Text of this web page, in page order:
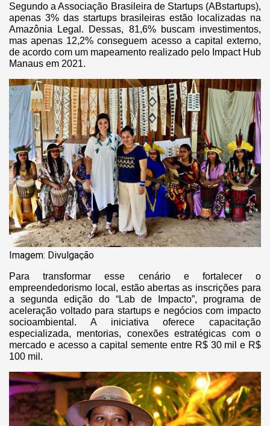
Segundo a Associação Brasileira de Startups (ABstartups),
apenas 3% das startups brasileiras estão localizadas na
Amazônia Legal. Dessas, 81,6% buscam investimentos,
mas apenas 12,2% conseguem acesso a capital externo,
de acordo com um mapeamento realizado pelo Impact Hub
Manaus em 2021.
Imagem: Divulgação
Para transformar esse cenário e fortalecer o
empreendedorismo local, estão abertas as inscrições para
a segunda edição do “Lab de Impacto”, programa de
aceleração voltado para startups e negócios com impacto
socioambiental. A iniciativa oferece capacitação
especializada, mentorias, conexões estratégicas com o
mercado e acesso a capital semente entre R$ 30 mil e R$
100 mil.